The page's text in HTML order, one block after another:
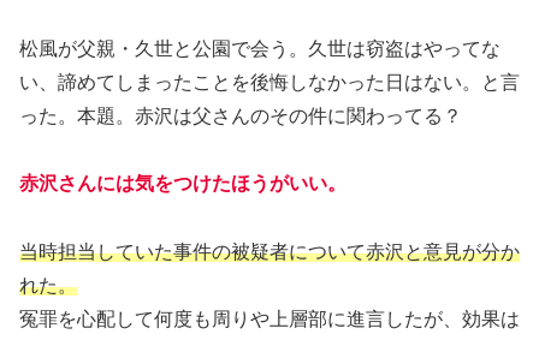
松風が父親・久世と公園で会う。久世は窃盗はやってな
い、諦めてしまったことを後悔しなかった日はない。と言
った。本題。赤沢は父さんのその件に関わってる？
赤沢さんには気をつけたほうがいい。
当時担当していた事件の被疑者について赤沢と意見が分か
れた。
冤罪を心配して何度も周りや上層部に進言したが、効果は